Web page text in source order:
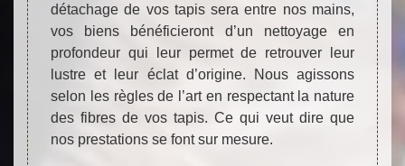
détachage de vos tapis sera entre nos mains,
vos biens bénéficieront d’un nettoyage en
profondeur qui leur permet de retrouver leur
lustre et leur éclat d’origine. Nous agissons
selon les règles de l’art en respectant la nature
des fibres de vos tapis. Ce qui veut dire que
nos prestations se font sur mesure.